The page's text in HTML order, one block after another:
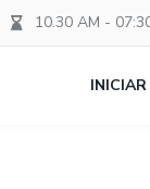
10.30 AM -